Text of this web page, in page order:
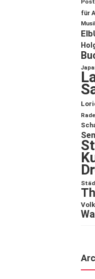
Post
für